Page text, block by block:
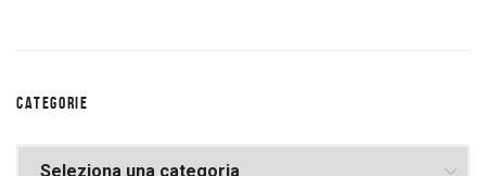
CATEGORIE